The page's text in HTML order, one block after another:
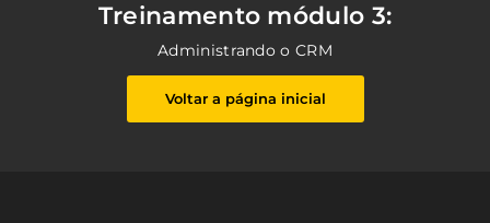
Treinamento módulo 3:
Administrando o CRM
Voltar a página inicial